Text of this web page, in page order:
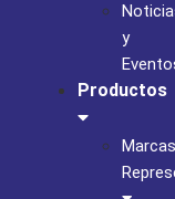
y
Productos
Marcas